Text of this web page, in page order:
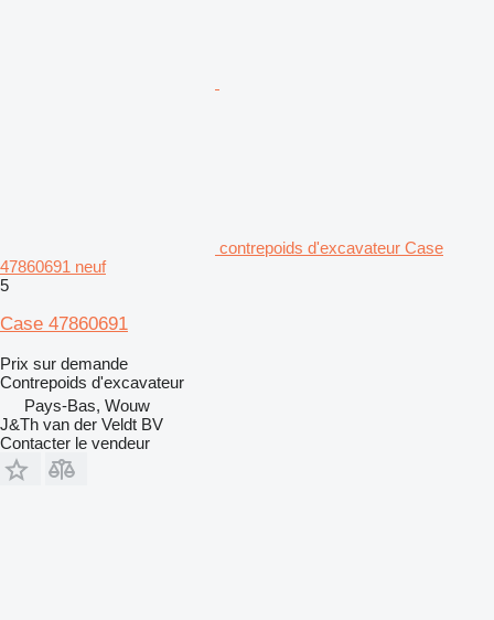
contrepoids d'excavateur Case
47860691 neuf
5
Case 47860691
Prix sur demande
Contrepoids d'excavateur
Pays-Bas, Wouw
J&Th van der Veldt BV
Contacter le vendeur